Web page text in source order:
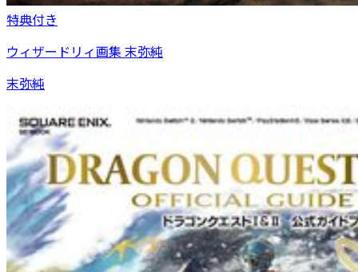
特典付き
ウィザードリィ画集 末弥純
末弥純